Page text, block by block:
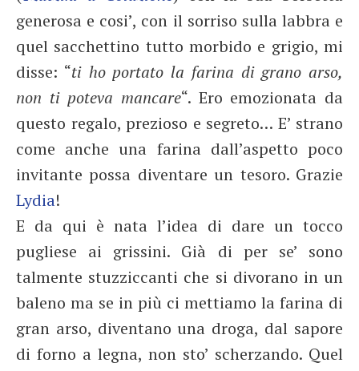
generosa e cosi’, con il sorriso sulla labbra e
quel sacchettino tutto morbido e grigio, mi
disse: “ti ho portato la farina di grano arso,
non ti poteva mancare“. Ero emozionata da
questo regalo, prezioso e segreto… E’ strano
come anche una farina dall’aspetto poco
invitante possa diventare un tesoro. Grazie
Lydia!
E da qui è nata l’idea di dare un tocco
pugliese ai grissini. Già di per se’ sono
talmente stuzziccanti che si divorano in un
baleno ma se in più ci mettiamo la farina di
gran arso, diventano una droga, dal sapore
di forno a legna, non sto’ scherzando. Quel